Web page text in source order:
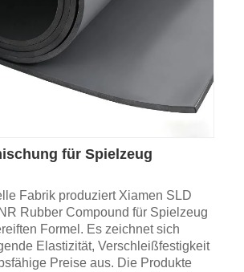
für Spielzeug
Fabrik produziert Xiamen SLD
Rubber Compound für Spielzeug
Formel. Es zeichnet sich
Elastizität, Verschleißfestigkeit
Preise aus. Die Produkte